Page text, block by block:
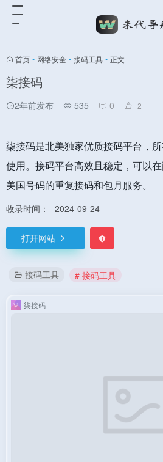
首页 • 网络安全 • 接码工具 • 正文
柒接码
2年前发布 535 0 2
柒接码是北美独家优质接码平台，
使用。接码平台高效且稳定，可以
美国号码的重复接码和包月服务。
收录时间： 2024-09-24
打开网站
接码工具 # 接码工具
柒接码